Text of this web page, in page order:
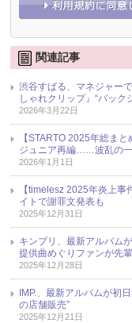
関連記事
渋谷すばる、マネジャー
しゃれクリップ』“バック
2026年3月22日
【STARTO 2025年総ま
ジュニア再編……波乱の
2026年1月1日
【timelesz 2025年炎上
イトで謝罪文発表も
2025年12月31日
キンプリ、最新アルバム
提供曲めぐりファンが先
2025年12月28日
IMP.、最新アルバムが初
の店舗販売”
2025年12月21日